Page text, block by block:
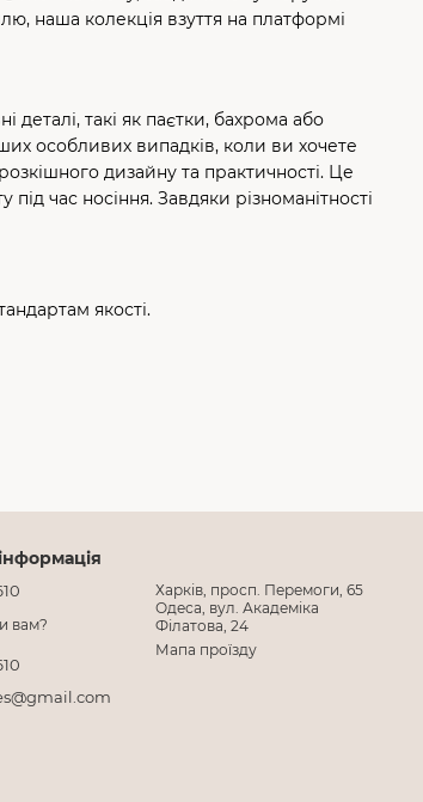
наша колекція взуття на платформі
такі як паєтки, бахрома або
особливих випадків, коли ви хочете
дизайну та практичності. Це
час носіння. Завдяки різноманітності
якості.
вам?
Харків, просп. Перемоги, 65
Одеса, вул. Академіка
Філатова, 24
Мапа проїзду